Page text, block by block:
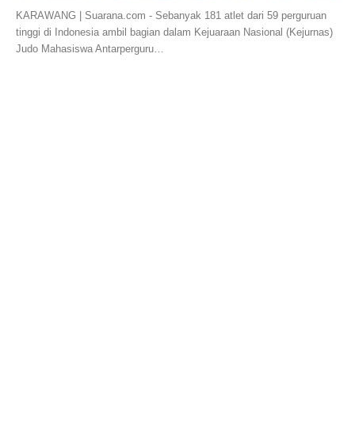
KARAWANG | Suarana.com - Sebanyak 181 atlet dari 59 perguruan
tinggi di Indonesia ambil bagian dalam Kejuaraan Nasional (Kejurnas)
Judo Mahasiswa Antarperguru…